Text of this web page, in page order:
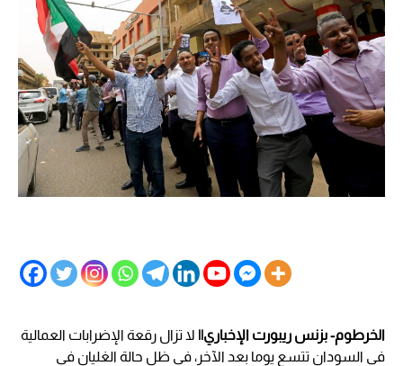
الخرطوم- بزنس ريبورت الإخباري|| لا تزال رقعة الإضرابات العمالية
في السودان تتسع يوما بعد الآخر، في ظل حالة الغليان في